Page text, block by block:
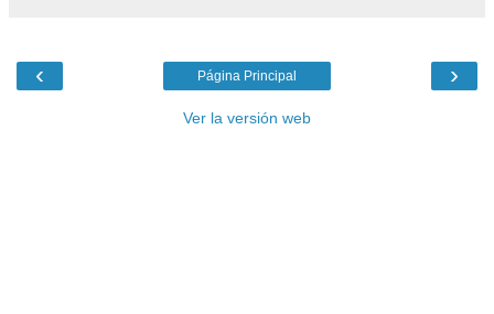
‹ ›
Página Principal
Ver la versión web